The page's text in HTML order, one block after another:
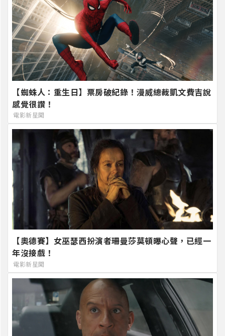
【蜘蛛人：重生日】票房破紀錄！漫威總裁凱文費吉說
感覺很讚！
電影新星聞
【奧德賽】女巫瑟西扮演者珊曼莎莫頓曝心聲，已經一
年沒接戲！
電影新星聞